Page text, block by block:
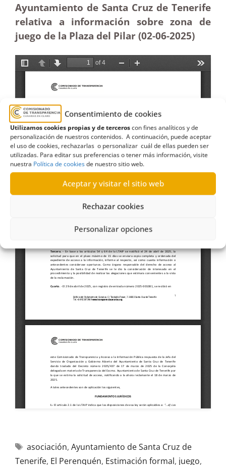
Consentimiento de cookies
Utilizamos cookies propias y de terceroscon fines analíticos y de
personalización de nuestros contenidos. A continuación, puede aceptar
el uso de cookies, rechazarlas o personalizar cuál de ellas pueden ser
utilizadas. Para editar sus preferencias o tener más información, visite
nuestra Política de cookiesde nuestro sitio web.
Aceptar y visitar el sitio web
Rechazar cookies
Personalizar opciones
Ayuntamiento de Santa Cruz de Tenerife
relativa a información sobre zona de
juego de la Plaza del Pilar (02-06-2025)
asociación, Ayuntamiento de Santa Cruz de
Tenerife, El Perenquén, Estimación formal, juego,